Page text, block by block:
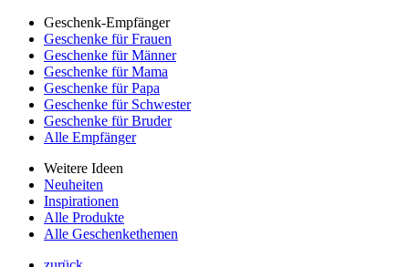
Geschenk-Empfänger
Geschenke für Frauen
Geschenke für Männer
Geschenke für Mama
Geschenke für Papa
Geschenke für Schwester
Geschenke für Bruder
Alle Empfänger
Weitere Ideen
Neuheiten
Inspirationen
Alle Produkte
Alle Geschenkethemen